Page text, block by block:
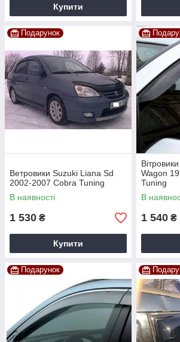
Купити
Подарунок
Ветровики Suzuki Liana Sd
2002-2007 Cobra Tuning
В наявності
1 530 ₴
Купити
Wagon
Tuning
В
1 540 ₴
Подарунок